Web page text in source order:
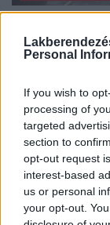
Personal
If you wish to
processing of
targeted
section to
opt-out request
interest-based
us or personal
your opt-out.
Így lett a
fiatal pár
alakították ki,
Praktikus